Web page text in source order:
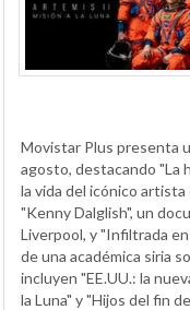
Movistar Plus presenta
agosto, destacando "La
la vida del icónico
"Kenny Dalglish", un
Liverpool, y "Infiltrada
de una académica siria
incluyen "EE.UU.: la
la Luna" y "Hijos del fin